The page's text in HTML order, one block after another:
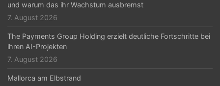
und warum das ihr Wachstum ausbremst
7. August 2026
The Payments Group Holding erzielt deutliche Fortschritte bei
ihren AI-Projekten
7. August 2026
Mallorca am Elbstrand